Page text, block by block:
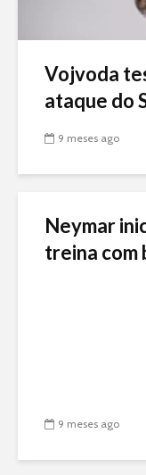
Vojvoda
ataque do
9 meses ago
Neymar
treina com
9 meses ago